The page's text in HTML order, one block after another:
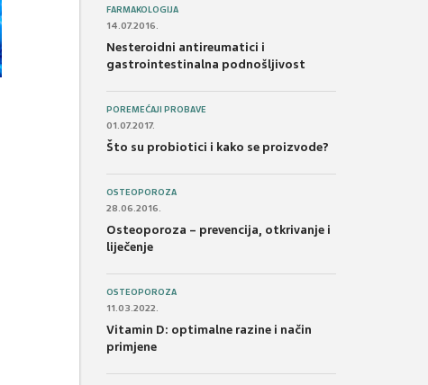
FARMAKOLOGIJA
14.07.2016.
Nesteroidni antireumatici i
gastrointestinalna podnošljivost
POREMEĆAJI PROBAVE
01.07.2017.
Što su probiotici i kako se proizvode?
OSTEOPOROZA
28.06.2016.
Osteoporoza – prevencija, otkrivanje i
liječenje
OSTEOPOROZA
11.03.2022.
Vitamin D: optimalne razine i način
primjene